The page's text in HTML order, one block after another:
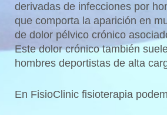
derivadas de infecciones por
que comporta la aparición en
de dolor pélvico crónico
Este dolor crónico también
hombres deportistas de alta
En FisioClinic fisioterapia